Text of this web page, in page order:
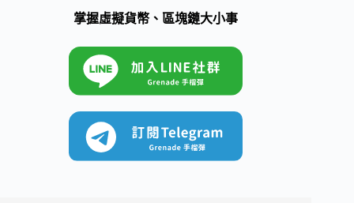
掌握虛擬貨幣、區塊鏈大小事